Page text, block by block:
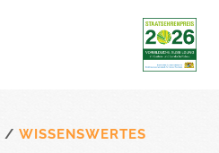
/ WISSENSWERTES